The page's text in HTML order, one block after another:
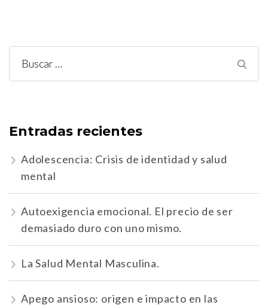
Buscar:
Entradas recientes
Adolescencia: Crisis de identidad y salud
mental
Autoexigencia emocional. El precio de ser
demasiado duro con uno mismo.
La Salud Mental Masculina.
Apego ansioso: origen e impacto en las